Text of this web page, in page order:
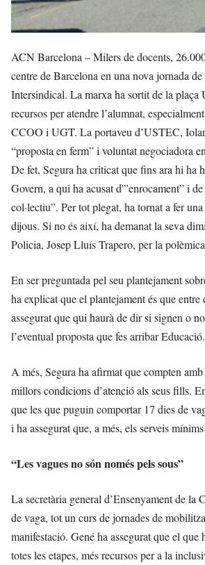
ACN Barcelona – Milers de docents,
centre de Barcelona en una nova jornada
Intersindical. La marxa ha sortit de la plaça
recursos per atendre l’alumnat,
CCOO i UGT. La portaveu d’USTEC,
“proposta en ferm” i voluntat negociadora
De fet, Segura ha criticat que fins ara hi ha
Govern, a qui ha acusat d'”enrocament” i
col·lectiu”. Per tot plegat, ha tornat a fer
dijous. Si no és així, ha demanat la seva
Policia, Josep Lluís Trapero, per la
En ser preguntada pel seu plantejament
ha explicat que el plantejament és que
assegurat que qui haurà de dir si signen o
l’eventual proposta que fes arribar Educació.
A més, Segura ha afirmat que compten
millors condicions d’atenció als seus fills.
que les que puguin comportar 17 dies de
i ha assegurat que, a més, els serveis
“Les vagues no són només pels sous”
La secretària general d’Ensenyament de
de vaga, tot un curs de jornades de
manifestació. Gené ha assegurat que el
totes les etapes, més recursos per a la